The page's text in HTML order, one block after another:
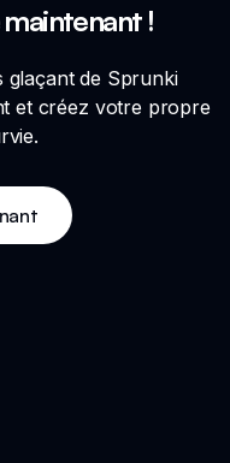
maintenant !
glaçant de Sprunki
et créez votre propre